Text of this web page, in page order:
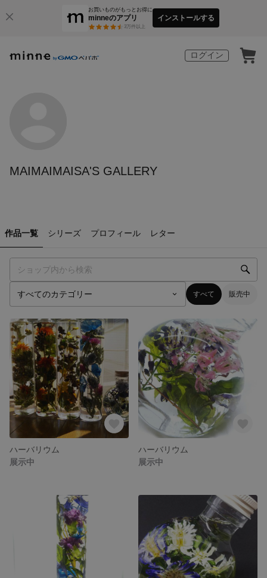
お買いものがもっとお得に
minneのアプリ
3万件以上
インストールする
ログイン
MAIMAIMAISA'S GALLERY
作品一覧 シリーズ プロフィール レター
すべて 販売中
ハーバリウム
展示中
ハーバリウム
展示中